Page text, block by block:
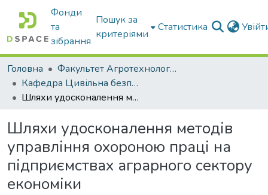
Фонди
та
зібрання
Пошук за
критеріями
Статистика
Головна
Факультет Агротехнологій та екології
Кафедра Цивільна безпека
Шляхи удосконалення методів управління охороною праці на підприємствах аграрного сектору економіки
Шляхи удосконалення методів
управління охороною праці на
підприємствах аграрного сектору
економіки